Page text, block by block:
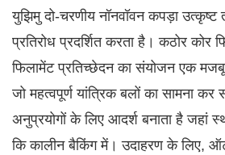
युझिमु दो-चरणीय नॉनवॉवन कपड़ा
प्रतिरोध प्रदर्शित करता है। कठोर कोर
फिलामेंट प्रतिच्छेदन का संयोजन एक
जो महत्वपूर्ण यांत्रिक बलों का सामना
अनुप्रयोगों के लिए आदर्श बनाता है जहां
कि कालीन बैकिंग में। उदाहरण के लिए,